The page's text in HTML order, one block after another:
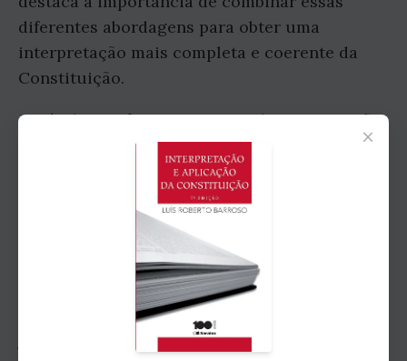
diferentes abordagens para obter uma
interpretação mais completa e coerente da
Constituição.
Capítulo 3: A força normativa da Constituição
Neste capítulo, Barroso discute a força
normativa da Constituição, ou seja, a
capacidade de a Constituição ser efetivamente
aplicada e respeitada pelos poderes públicos e
pela sociedade. Ele argumenta que a força
normativa da Constituição depende não
apenas do texto em si, mas também da cultura
jurídica e política de um país.
×